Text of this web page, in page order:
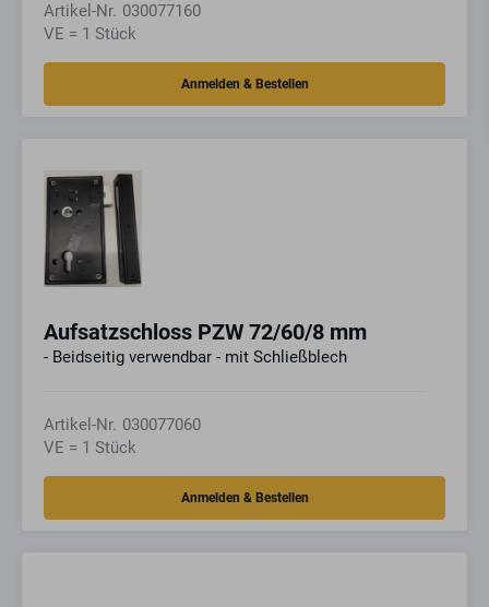
Artikel-Nr. 030077160
VE = 1 Stück
Aufsatzschloss PZW 72/60/8 mm
- Beidseitig verwendbar - mit Schließblech
Artikel-Nr. 030077060
VE = 1 Stück